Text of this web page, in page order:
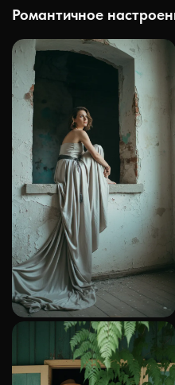
Романтичное